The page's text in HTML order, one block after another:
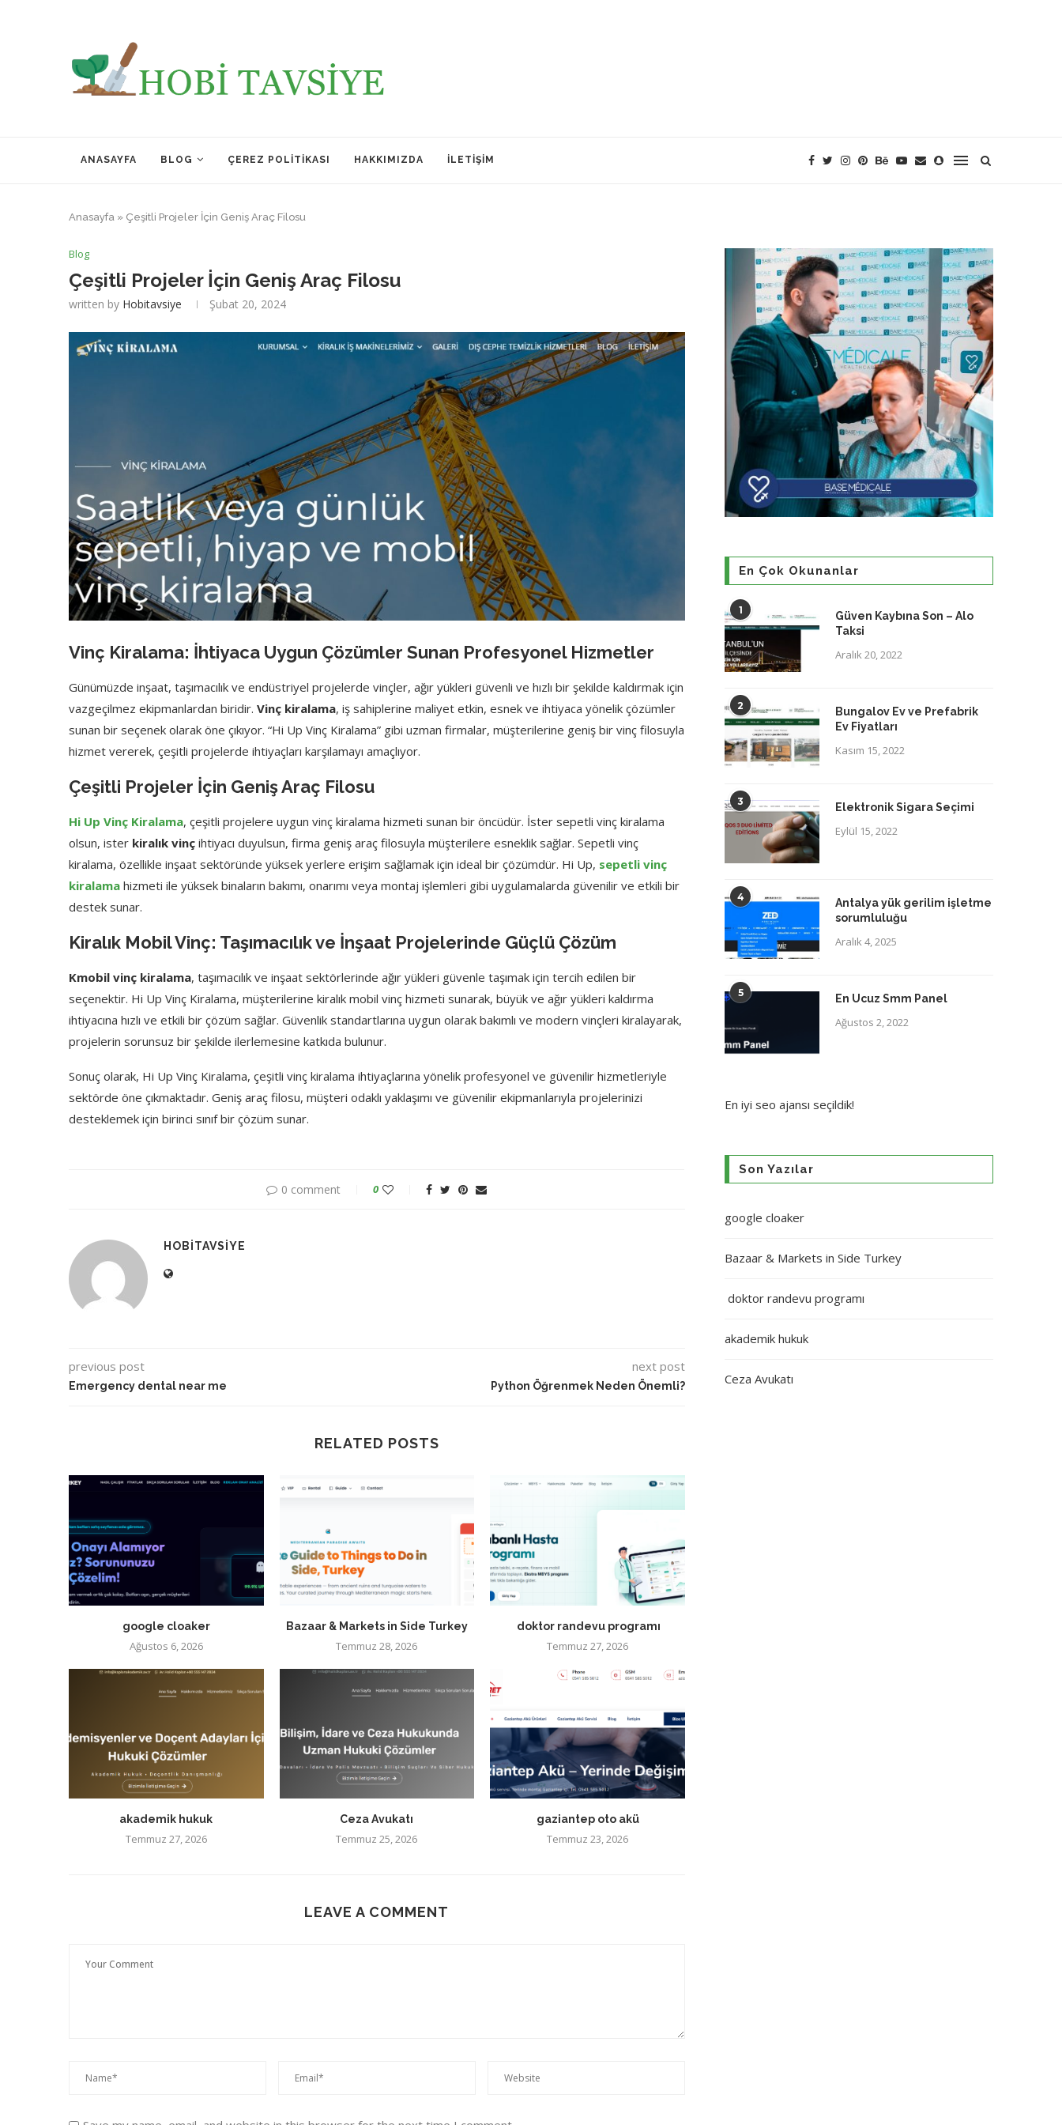
ANASAYFA BLOG ÇEREZ POLITIKASI HAKKIMIZDA İLETIŞIM
Anasayfa » Çeşitli Projeler İçin Geniş Araç Filosu
Blog
Çeşitli Projeler İçin Geniş Araç Filosu
written by Hobitavsiye Şubat 20, 2024
Vinç Kiralama: İhtiyaca Uygun Çözümler Sunan Profesyonel Hizmetler
Günümüzde inşaat, taşımacılık ve endüstriyel projelerde vinçler, ağır yükleri güvenli ve hızlı bir şekilde kaldırmak için
vazgeçilmez ekipmanlardan biridir. Vinç kiralama, iş sahiplerine maliyet etkin, esnek ve ihtiyaca yönelik çözümler
sunan bir seçenek olarak öne çıkıyor. “Hi Up Vinç Kiralama” gibi uzman firmalar, müşterilerine geniş bir vinç filosuyla
hizmet vererek, çeşitli projelerde ihtiyaçları karşılamayı amaçlıyor.
Çeşitli Projeler İçin Geniş Araç Filosu
Hi Up Vinç Kiralama, çeşitli projelere uygun vinç kiralama hizmeti sunan bir öncüdür. İster sepetli vinç kiralama
olsun, ister kiralık vinç ihtiyacı duyulsun, firma geniş araç filosuyla müşterilere esneklik sağlar. Sepetli vinç
kiralama, özellikle inşaat sektöründe yüksek yerlere erişim sağlamak için ideal bir çözümdür. Hi Up, sepetli vinç
kiralama hizmeti ile yüksek binaların bakımı, onarımı veya montaj işlemleri gibi uygulamalarda güvenilir ve etkili bir
destek sunar.
Kiralık Mobil Vinç: Taşımacılık ve İnşaat Projelerinde Güçlü Çözüm
Kmobil vinç kiralama, taşımacılık ve inşaat sektörlerinde ağır yükleri güvenle taşımak için tercih edilen bir
seçenektir. Hi Up Vinç Kiralama, müşterilerine kiralık mobil vinç hizmeti sunarak, büyük ve ağır yükleri kaldırma
ihtiyacına hızlı ve etkili bir çözüm sağlar. Güvenlik standartlarına uygun olarak bakımlı ve modern vinçleri kiralayarak,
projelerin sorunsuz bir şekilde ilerlemesine katkıda bulunur.
Sonuç olarak, Hi Up Vinç Kiralama, çeşitli vinç kiralama ihtiyaçlarına yönelik profesyonel ve güvenilir hizmetleriyle
sektörde öne çıkmaktadır. Geniş araç filosu, müşteri odaklı yaklaşımı ve güvenilir ekipmanlarıyla projelerinizi
desteklemek için birinci sınıf bir çözüm sunar.
0 comment 0
HOBITAVSIYE
previous post
Emergency dental near me
next post
Python Öğrenmek Neden Önemli?
RELATED POSTS
google cloaker
Ağustos 6, 2026
Bazaar & Markets in Side Turkey
Temmuz 28, 2026
doktor randevu programı
Temmuz 27, 2026
akademik hukuk
Temmuz 27, 2026
Ceza Avukatı
Temmuz 25, 2026
gaziantep oto akü
Temmuz 23, 2026
LEAVE A COMMENT
En Çok Okunanlar
1
Güven Kaybına Son – Alo
Taksi
Aralık 20, 2022
2
Bungalov Ev ve Prefabrik
Ev Fiyatları
Kasım 15, 2022
3 Elektronik Sigara Seçimi
Eylül 15, 2022
4
Antalya yük gerilim işletme
sorumluluğu
Aralık 4, 2025
5 En Ucuz Smm Panel
Ağustos 2, 2022
En iyi seo ajansı seçildik!
Son Yazılar
google cloaker
Bazaar & Markets in Side Turkey
doktor randevu programı
akademik hukuk
Ceza Avukatı